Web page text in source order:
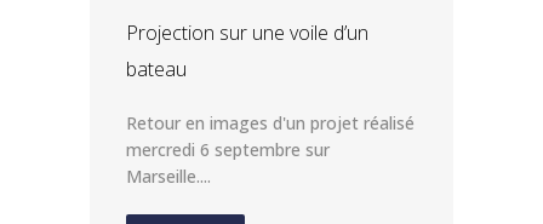
Projection sur une voile d’un
bateau
Retour en images d'un projet réalisé
mercredi 6 septembre sur
Marseille....